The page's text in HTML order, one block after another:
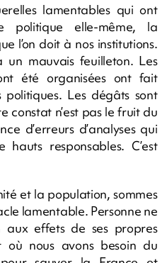
lamentables qui ont
politique elle-même, la
l’on doit à nos institutions.
un mauvais feuilleton. Les
été organisées ont fait
Les dégâts sont
constat n’est pas le fruit du
d’erreurs d’analyses qui
responsables. C’est
et la population, sommes
lamentable. Personne ne
effets de ses propres
nous avons besoin du